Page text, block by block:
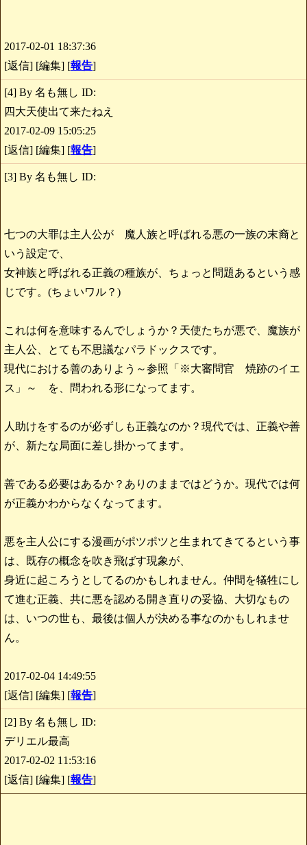
2017-02-01 18:37:36
[返信] [編集] [報告]
[4] By 名も無し ID:
四大天使出て来たねえ
2017-02-09 15:05:25
[返信] [編集] [報告]
[3] By 名も無し ID:
七つの大罪は主人公が 魔人族と呼ばれる悪の一族の末裔と
いう設定で、
女神族と呼ばれる正義の種族が、ちょっと問題あるという感
じです。(ちょいワル？)
これは何を意味するんでしょうか？天使たちが悪で、魔族が
主人公、とても不思議なパラドックスです。
現代における善のありよう～参照「※大審問官 焼跡のイエ
ス」～ を、問われる形になってます。
人助けをするのが必ずしも正義なのか？現代では、正義や善
が、新たな局面に差し掛かってます。
善である必要はあるか？ありのままではどうか。現代では何
が正義かわからなくなってます。
悪を主人公にする漫画がポツポツと生まれてきてるという事
は、既存の概念を吹き飛ばす現象が、
身近に起ころうとしてるのかもしれません。仲間を犠牲にし
て進む正義、共に悪を認める開き直りの妥協、大切なもの
は、いつの世も、最後は個人が決める事なのかもしれませ
ん。
2017-02-04 14:49:55
[返信] [編集] [報告]
[2] By 名も無し ID:
デリエル最高
2017-02-02 11:53:16
[返信] [編集] [報告]